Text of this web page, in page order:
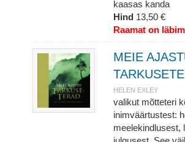
kaasas kanda
Hind 13,50 €
Raamat on
MEIE
HELEN EXLEY
valikut mõtteteri
inimväärtustest:
meelekindlusest,